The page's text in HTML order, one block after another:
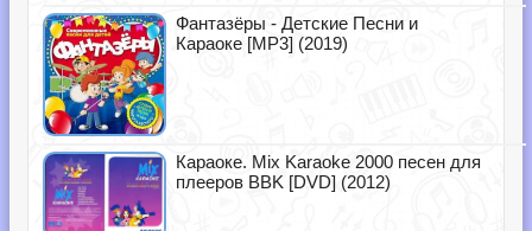
Фантазёры - Детские Песни и
Караоке [MP3] (2019)
Караоке. Mix Karaoke 2000 песен для
плееров BBK [DVD] (2012)